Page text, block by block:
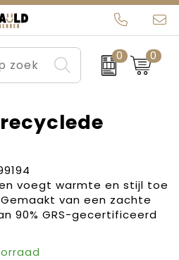
0 0
voegt warmte en stijl toe
van een zachte
90% GRS-gecertificeerd